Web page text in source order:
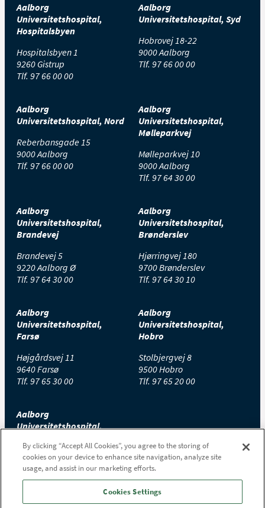
Aalborg
Universitetshospital,
Hospitalsbyen
Hospitalsbyen 1
9260 Gistrup
Tlf. 97 66 00 00
Aalborg
Universitetshospital, Syd
Hobrovej 18-22
9000 Aalborg
Tlf. 97 66 00 00
Aalborg
Universitetshospital, Nord
Reberbansgade 15
9000 Aalborg
Tlf. 97 66 00 00
Aalborg
Universitetshospital,
Mølleparkvej
Mølleparkvej 10
9000 Aalborg
Tlf. 97 64 30 00
Aalborg
Universitetshospital,
Brandevej
Brandevej 5
9220 Aalborg Ø
Tlf. 97 64 30 00
Aalborg
Universitetshospital,
Brønderslev
Hjørringvej 180
9700 Brønderslev
Tlf. 97 64 30 10
Aalborg
Universitetshospital,
Farsø
Højgårdsvej 11
9640 Farsø
Tlf. 97 65 30 00
Aalborg
Universitetshospital,
Hobro
Stolbjergvej 8
9500 Hobro
Tlf. 97 65 20 00
Aalborg
Universitetshospital,
Højtoftevej 2
7700 Thisted
Tlf.97 65 00 00
By clicking “Accept All Cookies”, you agree to the storing of
cookies on your device to enhance site navigation, analyze site
usage, and assist in our marketing efforts.
Cookies Settings